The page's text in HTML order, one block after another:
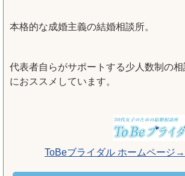
本格的な成婚主義の結婚相談所。
代表者自らがサポートする少人数制の
におススメしています。
ToBeブライダル ホームページ